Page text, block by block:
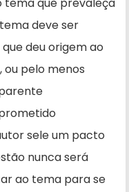
deve ser
deu origem ao
pelo menos
sele um pacto
nunca será
ao tema para se